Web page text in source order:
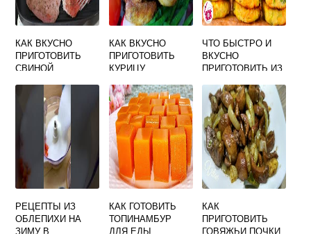
КАК ВКУСНО
ПРИГОТОВИТЬ
СВИНОЙ
СКОВОРОДЕ БЕЗ
ПАНИРОВКИ
КАК ВКУСНО
ПРИГОТОВИТЬ
КУРИЦУ
ДУХОВКЕ С
КОРОЧКОЙ
ЗОЛОТИСТОЙ
ЧТО БЫСТРО И
ВКУСНО
ПРИГОТОВИТЬ ИЗ
УЖИН
РЕЦЕПТЫ ИЗ
ОБЛЕПИХИ НА
ЗИМУ В
КАК ГОТОВИТЬ
ТОПИНАМБУР
ДЛЯ ЕДЫ
КАК
ПРИГОТОВИТЬ
ГОВЯЖЬИ ПОЧКИ